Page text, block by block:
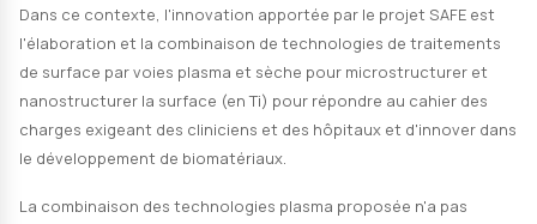
entraine le descellement de l'implant et donc sa
Le biomatériau en Ti est un substrat qui permet les
bactéries-surface et l'accumulation microbienne
conduire à la défaillance de l'implant qui nécessite